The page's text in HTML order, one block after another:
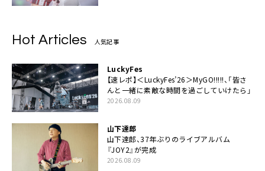
Hot Articles 人気記事
LuckyFes
【速レポ】＜LuckyFes’26＞MyGO!!!!!、「皆さ
んと一緒に素敵な時間を過ごしていけたら」
2026.08.09
山下達郎
山下達郎、37年ぶりのライブアルバム
『JOY2』が完成
2026.08.09